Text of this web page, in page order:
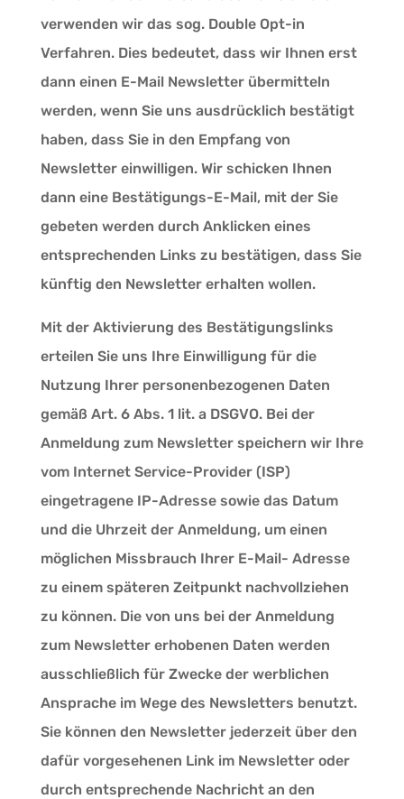
verwenden wir das sog. Double Opt-in
Verfahren. Dies bedeutet, dass wir Ihnen erst
dann einen E-Mail Newsletter übermitteln
werden, wenn Sie uns ausdrücklich bestätigt
haben, dass Sie in den Empfang von
Newsletter einwilligen. Wir schicken Ihnen
dann eine Bestätigungs-E-Mail, mit der Sie
gebeten werden durch Anklicken eines
entsprechenden Links zu bestätigen, dass Sie
künftig den Newsletter erhalten wollen.
Mit der Aktivierung des Bestätigungslinks
erteilen Sie uns Ihre Einwilligung für die
Nutzung Ihrer personenbezogenen Daten
gemäß Art. 6 Abs. 1 lit. a DSGVO. Bei der
Anmeldung zum Newsletter speichern wir Ihre
vom Internet Service-Provider (ISP)
eingetragene IP-Adresse sowie das Datum
und die Uhrzeit der Anmeldung, um einen
möglichen Missbrauch Ihrer E-Mail- Adresse
zu einem späteren Zeitpunkt nachvollziehen
zu können. Die von uns bei der Anmeldung
zum Newsletter erhobenen Daten werden
ausschließlich für Zwecke der werblichen
Ansprache im Wege des Newsletters benutzt.
Sie können den Newsletter jederzeit über den
dafür vorgesehenen Link im Newsletter oder
durch entsprechende Nachricht an den